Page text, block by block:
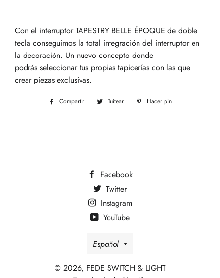
Con el interruptorTAPESTRY BELLE ÉPOQUE de doble
tecla conseguimos la total integración del interruptor en
la decoración. Un nuevo concepto donde
podrás seleccionar tus propias tapicerías con las que
crear piezas exclusivas.
Compartir
CompartirTuitear
Tuitear
Hacer pin
Facebook
Twitter
Instagram
YouTube
Idioma
Español
© 2026, FEDE SWITCH & LIGHT